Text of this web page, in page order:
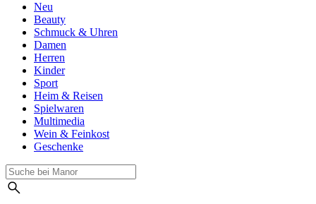
Neu
Beauty
Schmuck & Uhren
Damen
Herren
Kinder
Sport
Heim & Reisen
Spielwaren
Multimedia
Wein & Feinkost
Geschenke